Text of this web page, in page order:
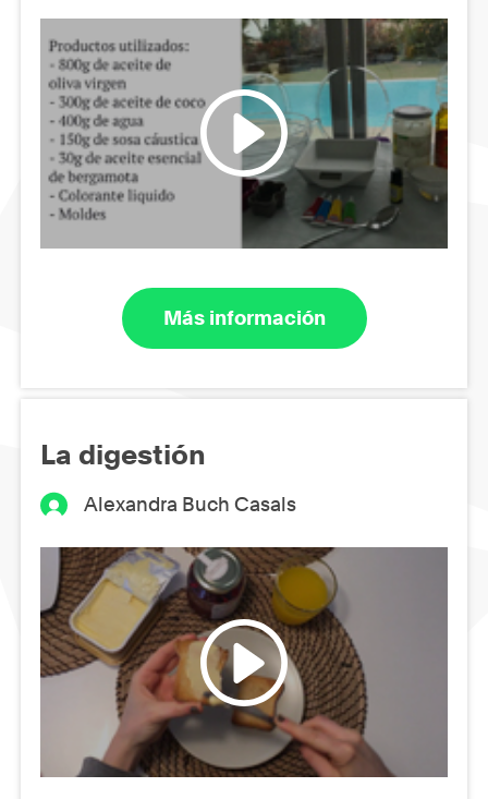
Más información
La digestión
Alexandra Buch Casals